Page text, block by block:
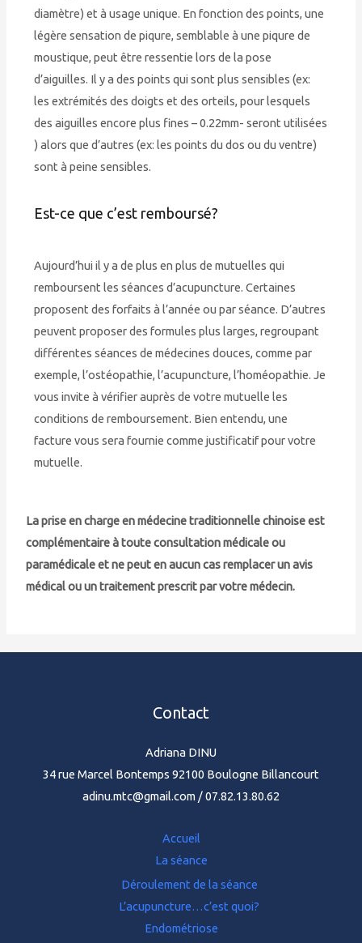
diamètre) et à usage unique. En fonction des points, une
légère sensation de piqure, semblable à une piqure de
moustique, peut être ressentie lors de la pose
d’aiguilles. Il y a des points qui sont plus sensibles (ex:
les extrémités des doigts et des orteils, pour lesquels
des aiguilles encore plus fines – 0.22mm- seront utilisées
) alors que d’autres (ex: les points du dos ou du ventre)
sont à peine sensibles.
Est-ce que c’est remboursé?
Aujourd’hui il y a de plus en plus de mutuelles qui
remboursent les séances d’acupuncture. Certaines
proposent des forfaits à l’année ou par séance. D’autres
peuvent proposer des formules plus larges, regroupant
différentes séances de médecines douces, comme par
exemple, l’ostéopathie, l’acupuncture, l’homéopathie. Je
vous invite à vérifier auprès de votre mutuelle les
conditions de remboursement. Bien entendu, une
facture vous sera fournie comme justificatif pour votre
mutuelle.
La prise en charge en médecine traditionnelle chinoise est
complémentaire à toute consultation médicale ou
paramédicale et ne peut en aucun cas remplacer un avis
médical ou un traitement prescrit par votre médecin.
Contact
Adriana DINU
34 rue Marcel Bontemps 92100 Boulogne Billancourt
adinu.mtc@gmail.com / 07.82.13.80.62
Accueil
La séance
Déroulement de la séance
L’acupuncture…c’est quoi?
Endométriose